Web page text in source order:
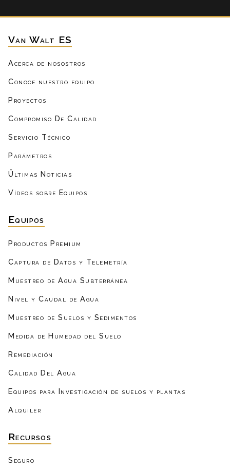
Van Walt ES
Acerca de nosostros
Conoce nuestro equipo
Proyectos
Compromiso De Calidad
Servicio Técnico
Parámetros
Ültimas Noticias
Vídeos sobre Equipos
Equipos
Productos Premium
Captura de Datos y Telemetría
Muestreo de Agua Subterránea
Nivel y Caudal de Agua
Muestreo de Suelos y Sedimentos
Medida de Humedad del Suelo
Remediación
Calidad Del Agua
Equipos para Investigación de suelos y plantas
Alquiler
Recursos
Seguro